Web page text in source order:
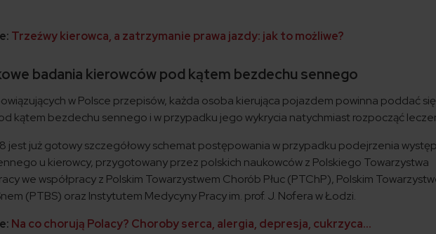
Trzeźwy kierowca, a zatrzymanie prawa jazdy: jak to możliwe?
badania kierowców pod kątem bezdechu sennego
w Polsce przepisów, każda osoba kierująca pojazdem powinna poddać się
kątem bezdechu sennego i w przypadku jego wykrycia natychmiast rozpocząć
jest już gotowy szczegółowy schemat postępowania w przypadku podejrzenia
u kierowcy, przygotowany przez polskich naukowców z Polskiego Towarzystwa
we współpracy z Polskim Towarzystwem Chorób Płuc (PTChP), Polskim
(PTBS) oraz Instytutem Medycyny Pracy im. prof. J. Nofera w Łodzi.
Na co chorują Polacy? Choroby serca, alergia, depresja, cukrzyca…